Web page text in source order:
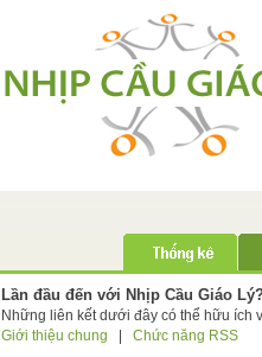
Lần đầu đến với Nhịp Cầu Giáo
Những liên kết dưới đây có thể hữu ích
Giới thiệu chung
Chức năng RSS